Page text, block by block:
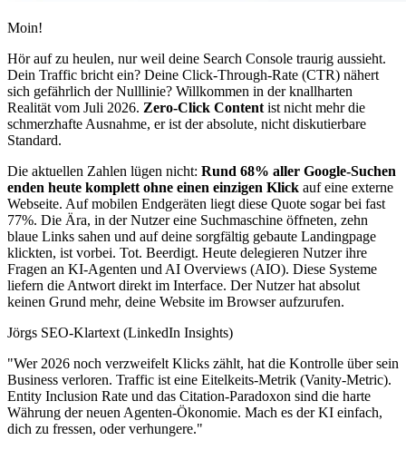
Moin!
Hör auf zu heulen, nur weil deine Search Console traurig aussieht.
Dein Traffic bricht ein? Deine Click-Through-Rate (CTR) nähert
sich gefährlich der Nulllinie? Willkommen in der knallharten
Realität vom Juli 2026. Zero-Click Content ist nicht mehr die
schmerzhafte Ausnahme, er ist der absolute, nicht diskutierbare
Standard.
Die aktuellen Zahlen lügen nicht: Rund 68% aller Google-Suchen
enden heute komplett ohne einen einzigen Klick auf eine externe
Webseite. Auf mobilen Endgeräten liegt diese Quote sogar bei fast
77%. Die Ära, in der Nutzer eine Suchmaschine öffneten, zehn
blaue Links sahen und auf deine sorgfältig gebaute Landingpage
klickten, ist vorbei. Tot. Beerdigt. Heute delegieren Nutzer ihre
Fragen an KI-Agenten und AI Overviews (AIO). Diese Systeme
liefern die Antwort direkt im Interface. Der Nutzer hat absolut
keinen Grund mehr, deine Website im Browser aufzurufen.
Jörgs SEO-Klartext (LinkedIn Insights)
"Wer 2026 noch verzweifelt Klicks zählt, hat die Kontrolle über sein
Business verloren. Traffic ist eine Eitelkeits-Metrik (Vanity-Metric).
Entity Inclusion Rate und das Citation-Paradoxon sind die harte
Währung der neuen Agenten-Ökonomie. Mach es der KI einfach,
dich zu fressen, oder verhungere."